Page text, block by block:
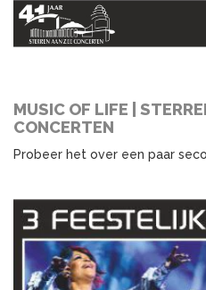
MUSIC OF LIFE |
CONCERTEN
Probeer het over een paar